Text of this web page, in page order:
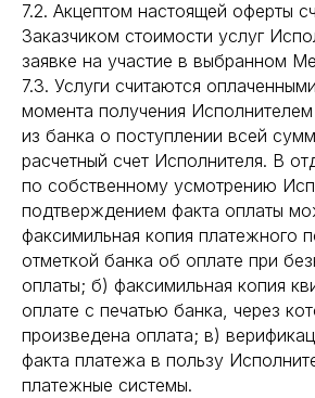
7.2. Акцептом настоящей оферты
Заказчиком стоимости услуг
заявке на участие в выбранном
7.3. Услуги считаются
момента получения
из банка о поступлении всей
расчетный счет Исполнителя. В
по собственному усмотрению
подтверждением факта оплаты
факсимильная копия платежного
отметкой банка об оплате при
оплаты; б) факсимильная копия
оплате с печатью банка, через
произведена оплата; в)
факта платежа в пользу
платежные системы.